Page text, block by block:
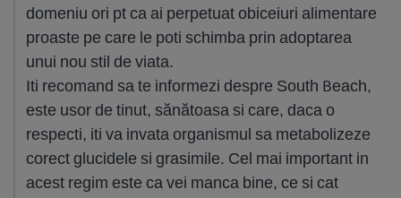
domeniu ori pt ca ai perpetuat obiceiuri alimentare
proaste pe care le poti schimba prin adoptarea
unui nou stil de viata.
Iti recomand sa te informezi despre South Beach,
este usor de tinut, sănătoasa si care, daca o
respecti, iti va invata organismul sa metabolizeze
corect glucidele si grasimile. Cel mai important in
acest regim este ca vei manca bine, ce si cat